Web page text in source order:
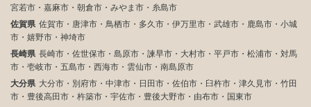
宮若市・嘉麻市・朝倉市・みやま市・糸島市
佐賀県 佐賀市・唐津市・鳥栖市・多久市・伊万里市・武雄市・鹿島市・小城
市・嬉野市・神埼市
長崎県 長崎市・佐世保市・島原市・諫早市・大村市・平戸市・松浦市・対馬
市・壱岐市・五島市・西海市・雲仙市・南島原市
大分県 大分市・別府市・中津市・日田市・佐伯市・臼杵市・津久見市・竹田
市・豊後高田市・杵築市・宇佐市・豊後大野市・由布市・国東市